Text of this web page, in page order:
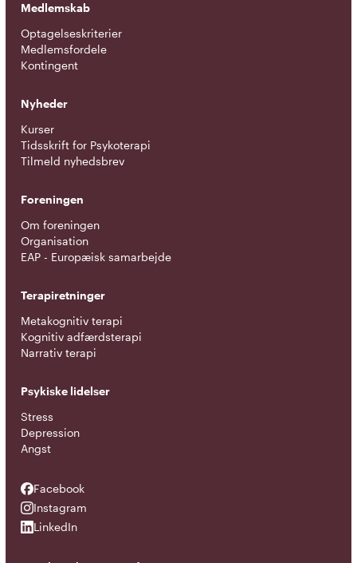
Medlemskab
Optagelseskriterier
Medlemsfordele
Kontingent
Nyheder
Kurser
Tidsskrift for Psykoterapi
Tilmeld nyhedsbrev
Foreningen
Om foreningen
Organisation
EAP - Europæisk samarbejde
Terapiretninger
Metakognitiv terapi
Kognitiv adfærdsterapi
Narrativ terapi
Psykiske lidelser
Stress
Depression
Angst
Facebook
Facebook
Instagram
Instagram
LinkedIn
LinkedIn